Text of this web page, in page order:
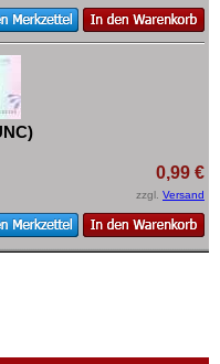
0,99 €
zzgl. Versand